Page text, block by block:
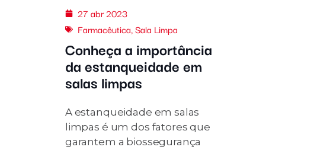
27 abr 2023
Farmacêutica,Sala Limpa
Conheça a importância
da estanqueidade em
salas limpas
A estanqueidade em salas
limpas é um dos fatores que
garantem a biossegurança